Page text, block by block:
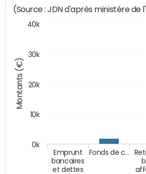
Montants (€)
(Source : JDN d'après ministère de
Emprunt
bancaires
et dettes
Fonds de c…
0k
10k
20k
30k
40k